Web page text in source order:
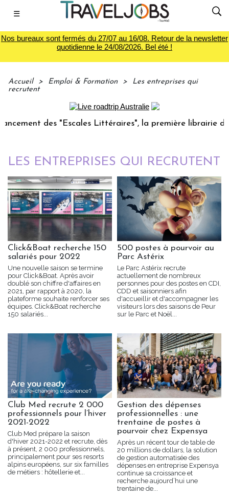
☰
Nos bureaux sont fermés du 27/07 au 16/08. Retour de la newsletter
quotidienne le 24/08/2026. Bel été !
Accueil > Emploi & Formation >
Les entreprises qui
recrutent
des "Escales Littéraires", la première librairie du voyage
LES ENTREPRISES QUI RECRUTENT
Click&Boat recherche 150
salariés pour 2022
Une nouvelle saison se termine
pour Click&Boat. Après avoir
doublé son chiffre d'affaires en
2021, par rapport à 2020, la
plateforme souhaite renforcer ses
équipes. Click&Boat recherche
150 salariés...
500 postes à pourvoir au
Parc Astérix
Le Parc Astérix recrute
actuellement de nombreux
personnes pour des postes en CDI,
CDD et saisonniers afin
d'accueillir et d'accompagner les
visiteurs lors des saisons de Peur
sur le Parc et Noël...
Club Med recrute 2 000
professionnels pour l’hiver
2021-2022
Club Med prépare la saison
d'hiver 2021-2022 et recrute, dès
à présent, 2 000 professionnels,
principalement pour ses resorts
alpins européens, sur six familles
de métiers : hôtellerie et...
Gestion des dépenses
professionnelles : une
trentaine de postes à
pourvoir chez Expensya
Après un récent tour de table de
20 millions de dollars, la solution
de gestion automatisée des
dépenses en entreprise Expensya
continue sa croissance et
recherche aujourd’hui une
trentaine de...